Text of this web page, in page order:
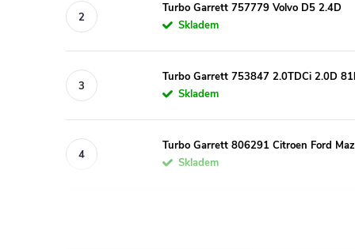
Turbo Garrett 757779 Volvo D5 2.4D
Skladem
Turbo Garrett 753847 2.0TDCi 2.0D
Skladem
Turbo Garrett 806291 Citroen Ford
Skladem